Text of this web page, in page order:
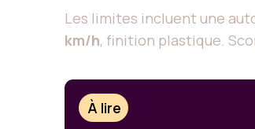
Les limites incluent une
km/h, finition plastique.
À lire